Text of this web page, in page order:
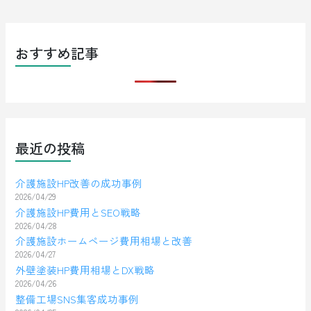
おすすめ記事
最近の投稿
介護施設HP改善の成功事例
2026/04/29
介護施設HP費用とSEO戦略
2026/04/28
介護施設ホームページ費用相場と改善
2026/04/27
外壁塗装HP費用相場とDX戦略
2026/04/26
整備工場SNS集客成功事例